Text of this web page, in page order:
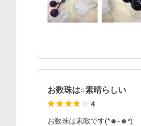
お数珠は○素晴らしい
4
お数珠は素敵です(*☻-☻*)